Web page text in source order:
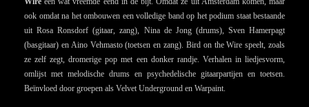
ook omdat na het ombouwen een volledige band op het podium staat bestaande
uit Rosa Ronsdorf (gitaar, zang), Nina de Jong (drums), Sven Hamerpagt
(basgitaar) en Aino Vehmasto (toetsen en zang). Bird on the Wire speelt, zoals
ze zelf zegt, dromerige pop met een donker randje. Verhalen in liedjesvorm,
omlijst met melodische drums en psychedelische gitaarpartijen en toetsen.
Beïnvloed door groepen als Velvet Underground en Warpaint.